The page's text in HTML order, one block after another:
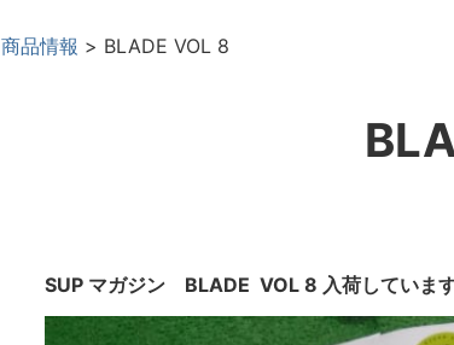
商品情報 > BLADE VOL 8
SUP マガジン BLADE VOL 8 入荷しています